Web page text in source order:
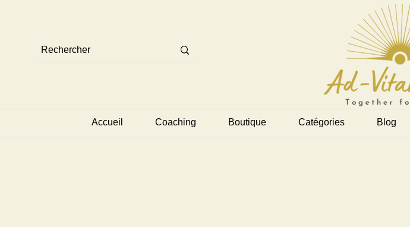
Accueil Coaching Boutique Catégories Blog